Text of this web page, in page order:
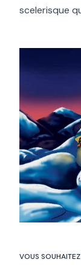
scelerisque
VOUS